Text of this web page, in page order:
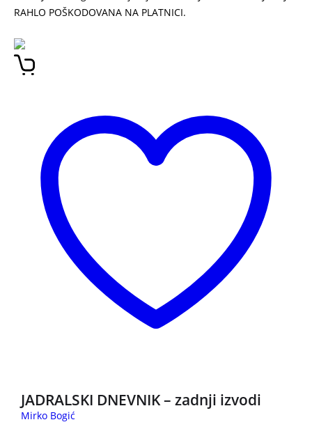
RAHLO POŠKODOVANA NA PLATNICI.
JADRALSKI DNEVNIK – zadnji izvodi
Mirko Bogić